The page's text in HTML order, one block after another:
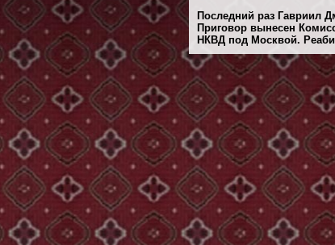
Последний раз Гавриил
Приговор вынесен
НКВД под Москвой.